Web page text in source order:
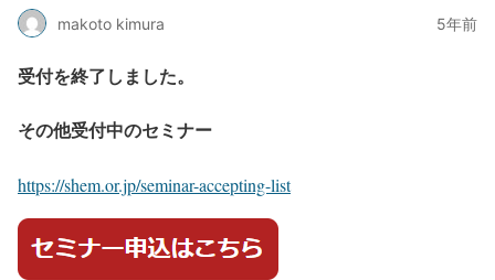
makoto kimura 5年前
受付を終了しました。
その他受付中のセミナー
https://shem.or.jp/seminar-accepting-list